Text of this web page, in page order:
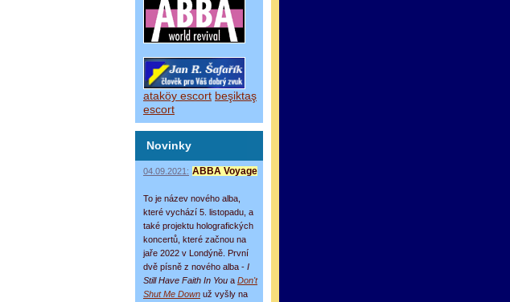
ataköy escort beşiktaş
escort
Novinky
04.09.2021: ABBA Voyage
To je název nového alba,
které vychází 5. listopadu, a
také projektu holografických
koncertů, které začnou na
jaře 2022 v Londýně. První
dvě písně z nového alba - I
Still Have Faith In You a Don't
Shut Me Down už vyšly na